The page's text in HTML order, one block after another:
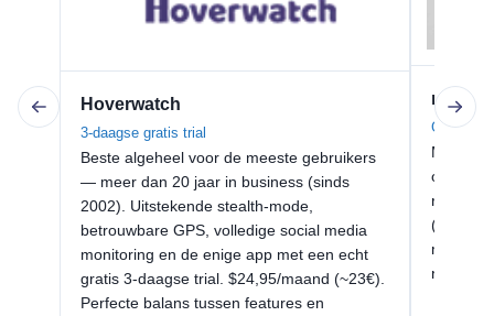
Hoverwatch
3-daagse gratis trial
Beste algeheel voor de meeste gebruikers
— meer dan 20 jaar in business (sinds
2002). Uitstekende stealth-mode,
betrouwbare GPS, volledige social media
monitoring en de enige app met een echt
gratis 3-daagse trial. $24,95/maand (~23€).
Perfecte balans tussen features en
mSpy
Geen
Meest
(~46€).
nodig